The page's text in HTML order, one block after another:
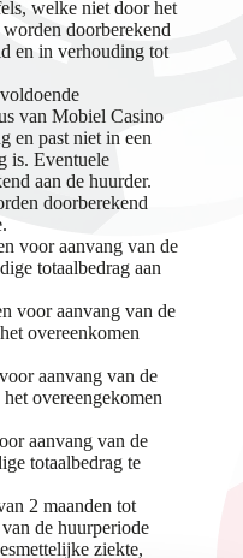
welke niet door het
doorberekend
en in verhouding tot
van Mobiel Casino
en past niet in een
is. Eventuele
aan de huurder.
doorberekend
voor aanvang van de
totaalbedrag aan
voor aanvang van de
overeenkomen
aanvang van de
overeengekomen
aanvang van de
totaalbedrag te
2 maanden tot
de huurperiode
ziekte,